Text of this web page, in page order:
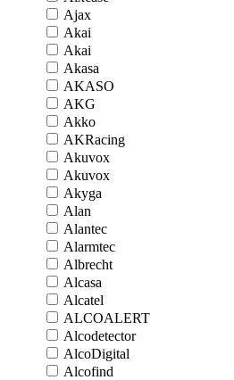
Ajax
Akai
Akai
Akasa
AKASO
AKG
Akko
AKRacing
Akuvox
Akuvox
Akyga
Alan
Alantec
Alarmtec
Albrecht
Alcasa
Alcatel
ALCOALERT
Alcodetector
AlcoDigital
Alcofind